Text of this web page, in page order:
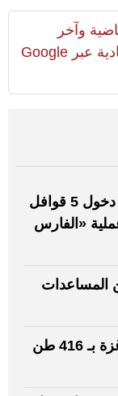
وآخر
المستجدات السياسية والإقتصادية عبر Google
بـ980 طناً من المساعدات الإغاثية.. دخول 5 قوافل
«الفارس
تحمل 980 طناً من المساعدات
4 قوافل مساعدات إماراتية تدخل غزة بـ 416 طن